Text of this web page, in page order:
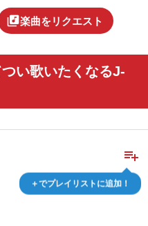
library_music楽曲をリクエスト
い歌いたくなるJ-
playlist_add
＋でプレイリストに追加！